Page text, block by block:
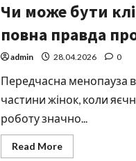
з
аутизмом
повний
гід
для
Чи може бути
повна правда
admin 28.04.2026 0
Передчасна менопауза в
частини жінок, коли
роботу значно...
Read MoreRead
more